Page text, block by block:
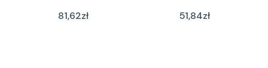
81,62zł 51,84zł